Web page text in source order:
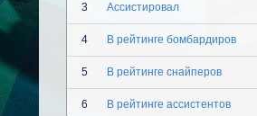
3 Ассистировал
4 В рейтинге бомбардиров
5 В рейтинге снайперов
6 В рейтинге ассистентов